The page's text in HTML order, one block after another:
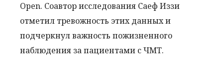
Open. Соавтор исследования Саеф Иззи
отметил тревожность этих данных и
подчеркнул важность пожизненного
наблюдения за пациентами с ЧМТ.